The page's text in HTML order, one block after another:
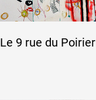
Le 9 rue du